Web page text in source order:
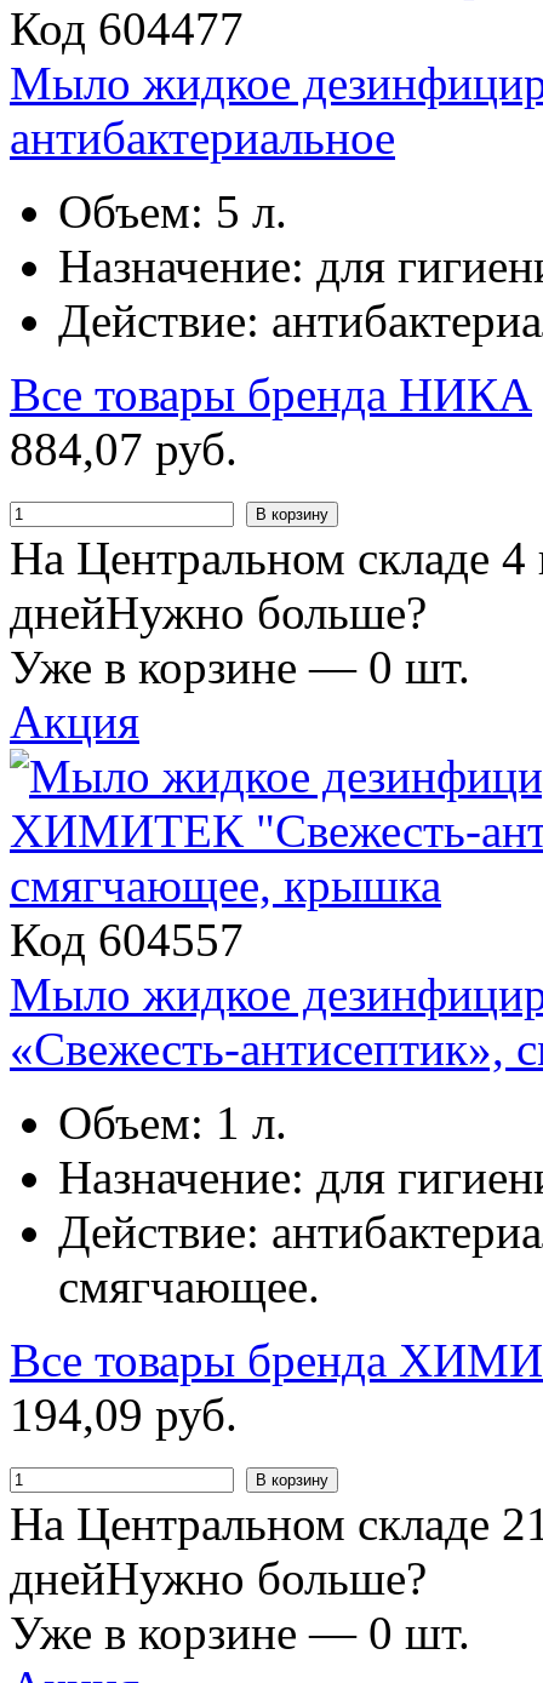
Код 604477
Мыло жидкое
антибактериальное
Объем: 5 л.
Назначение: для
Действие:
Все товары бренда НИКА
884,07 руб.
В корзину
На Центральном складе 4
днейНужно больше?
Уже в корзине — 0 шт.
Акция
Код 604557
Мыло жидкое
«Свежесть-
Объем: 1 л.
Назначение: для
Действие:
смягчающее.
Все товары бренда
194,09 руб.
В корзину
На Центральном складе
днейНужно больше?
Уже в корзине — 0 шт.